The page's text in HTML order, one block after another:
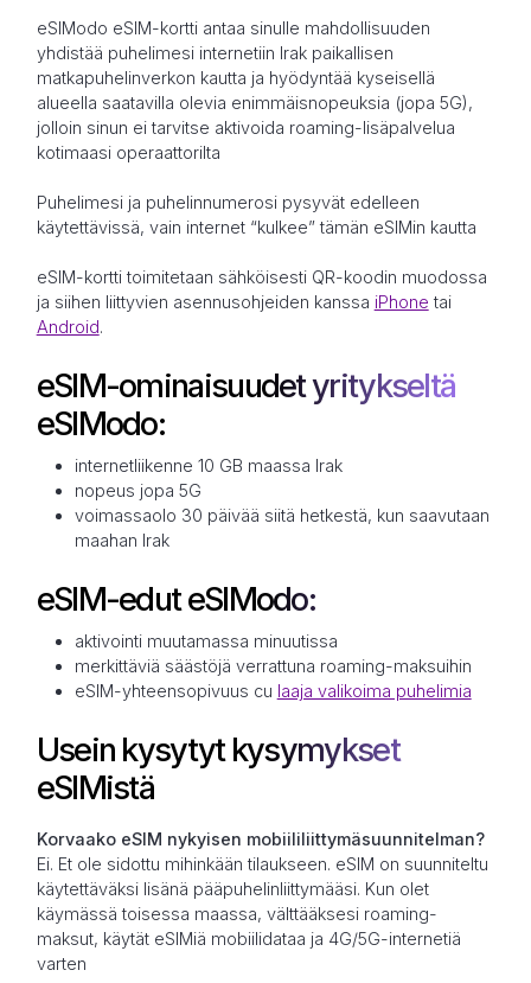
eSIModo eSIM-kortti antaa sinulle mahdollisuuden
yhdistää puhelimesi internetiin Irak paikallisen
matkapuhelinverkon kautta ja hyödyntää kyseisellä
alueella saatavilla olevia enimmäisnopeuksia (jopa 5G),
jolloin sinun ei tarvitse aktivoida roaming-lisäpalvelua
kotimaasi operaattorilta
Puhelimesi ja puhelinnumerosi pysyvät edelleen
käytettävissä, vain internet “kulkee” tämän eSIMin kautta
eSIM-kortti toimitetaan sähköisesti QR-koodin muodossa
ja siihen liittyvien asennusohjeiden kanssa iPhone tai
Android.
eSIM-ominaisuudet yritykseltä
eSIModo:
internetliikenne 10 GB maassa Irak
nopeus jopa 5G
voimassaolo 30 päivää siitä hetkestä, kun saavutaan
maahan Irak
eSIM-edut eSIModo:
aktivointi muutamassa minuutissa
merkittäviä säästöjä verrattuna roaming-maksuihin
eSIM-yhteensopivuus cu laaja valikoima puhelimia
Usein kysytyt kysymykset
eSIMistä
Korvaako eSIM nykyisen mobiililiittymäsuunnitelman?
Ei. Et ole sidottu mihinkään tilaukseen. eSIM on suunniteltu
käytettäväksi lisänä pääpuhelinliittymääsi. Kun olet
käymässä toisessa maassa, välttääksesi roaming-
maksut, käytät eSIMiä mobiilidataa ja 4G/5G-internetiä
varten